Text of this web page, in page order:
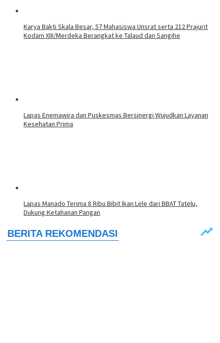
Karya Bakti Skala Besar, 57 Mahasiswa Unsrat serta 212 Prajurit
Kodam XIII/Merdeka Berangkat ke Talaud dan Sangihe
Lapas Enemawira dan Puskesmas Bersinergi Wujudkan Layanan
Kesehatan Prima
Lapas Manado Terima 8 Ribu Bibit Ikan Lele dari BBAT Tatelu,
Dukung Ketahanan Pangan